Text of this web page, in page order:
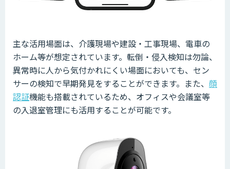
主な活用場面は、介護現場や建設・工事現場、電車の
ホーム等が想定されています。転倒・侵入検知は勿論、
異常時に人から気付かれにくい場面においても、セン
サーの検知で早期発見をすることができます。また、 顔
認証機能も搭載されているため、オフィスや会議室等
の入退室管理にも活用することが可能です。